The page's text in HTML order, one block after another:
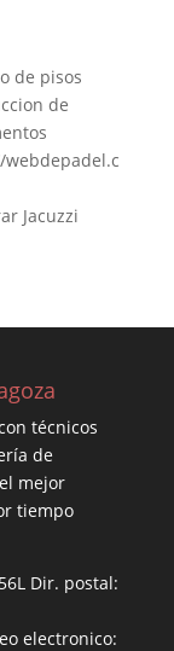
de pisos
de
Jacuzzi
técnicos
de
mejor
tiempo
Dir. postal:
electronico: